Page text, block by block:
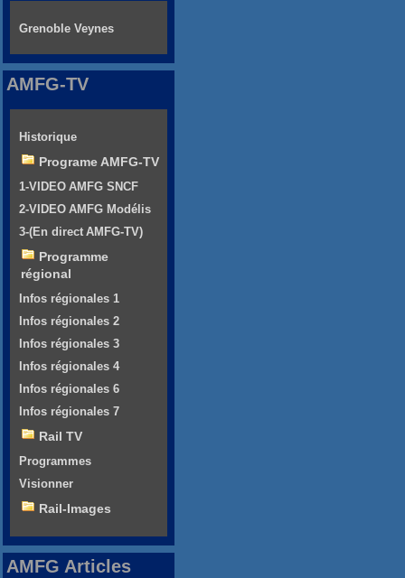
Grenoble Veynes
AMFG-TV
Historique
Programe AMFG-TV
1-VIDEO AMFG SNCF
2-VIDEO AMFG Modélis
3-(En direct AMFG-TV)
Programme
régional
Infos régionales 1
Infos régionales 2
Infos régionales 3
Infos régionales 4
Infos régionales 6
Infos régionales 7
Rail TV
Programmes
Visionner
Rail-Images
AMFG Articles